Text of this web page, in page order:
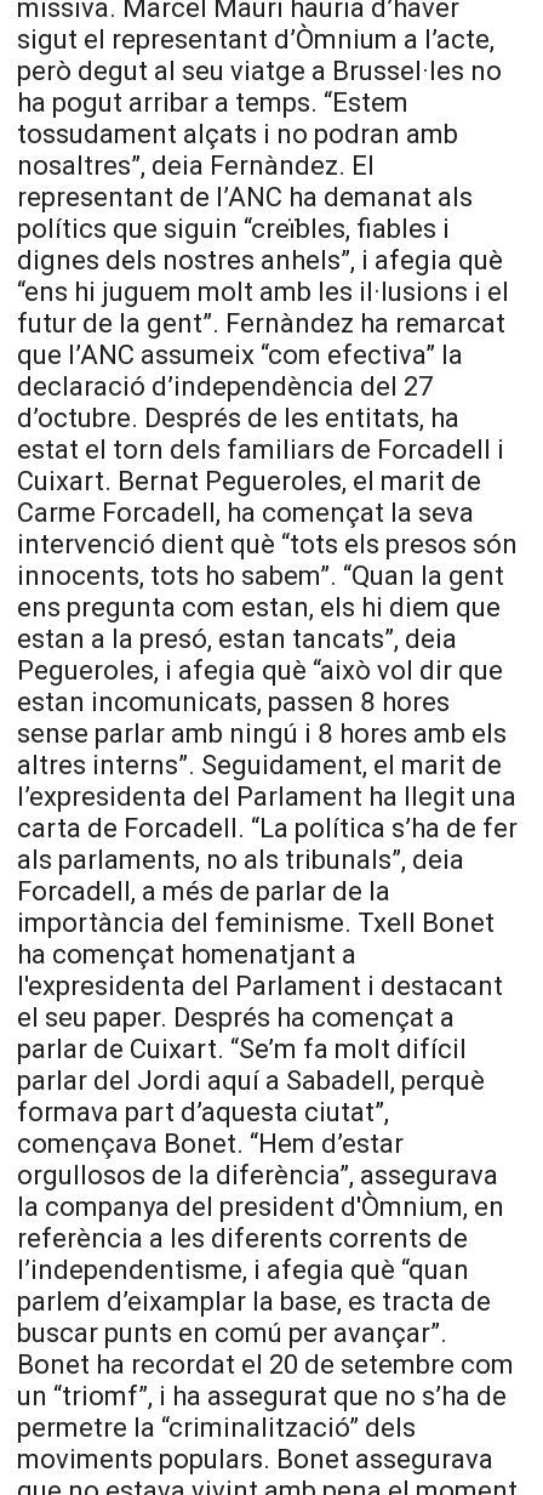
missiva. Marcel Mauri hauria d’haver
sigut el representant d’Òmnium a l’acte,
però degut al seu viatge a Brussel·les no
ha pogut arribar a temps. “Estem
tossudament alçats i no podran amb
nosaltres”, deia Fernàndez. El
representant de l’ANC ha demanat als
polítics que siguin “creïbles, fiables i
dignes dels nostres anhels”, i afegia què
“ens hi juguem molt amb les il·lusions i el
futur de la gent”. Fernàndez ha remarcat
que l’ANC assumeix “com efectiva” la
declaració d’independència del 27
d’octubre. Després de les entitats, ha
estat el torn dels familiars de Forcadell i
Cuixart. Bernat Pegueroles, el marit de
Carme Forcadell, ha començat la seva
intervenció dient què “tots els presos són
innocents, tots ho sabem”. “Quan la gent
ens pregunta com estan, els hi diem que
estan a la presó, estan tancats”, deia
Pegueroles, i afegia què “això vol dir que
estan incomunicats, passen 8 hores
sense parlar amb ningú i 8 hores amb els
altres interns”. Seguidament, el marit de
l’expresidenta del Parlament ha llegit una
carta de Forcadell. “La política s’ha de fer
als parlaments, no als tribunals”, deia
Forcadell, a més de parlar de la
importància del feminisme. Txell Bonet
ha començat homenatjant a
l'expresidenta del Parlament i destacant
el seu paper. Després ha començat a
parlar de Cuixart. “Se’m fa molt difícil
parlar del Jordi aquí a Sabadell, perquè
formava part d’aquesta ciutat”,
començava Bonet. “Hem d’estar
orgullosos de la diferència”, assegurava
la companya del president d'Òmnium, en
referència a les diferents corrents de
l’independentisme, i afegia què “quan
parlem d’eixamplar la base, es tracta de
buscar punts en comú per avançar”.
Bonet ha recordat el 20 de setembre com
un “triomf”, i ha assegurat que no s’ha de
permetre la “criminalització” dels
moviments populars. Bonet assegurava